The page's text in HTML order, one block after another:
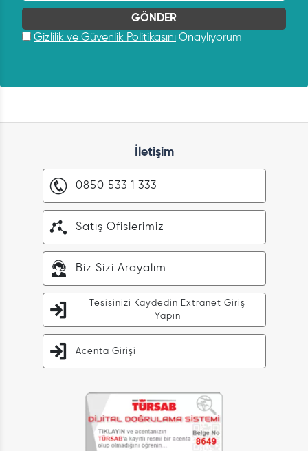
Gizlilik ve Güvenlik Politikasını Onaylıyorum
İletişim
0850 533 1 333
Satış Ofislerimiz
Biz Sizi Arayalım
Tesisinizi Kaydedin Extranet Giriş
Yapın
Acenta Girişi